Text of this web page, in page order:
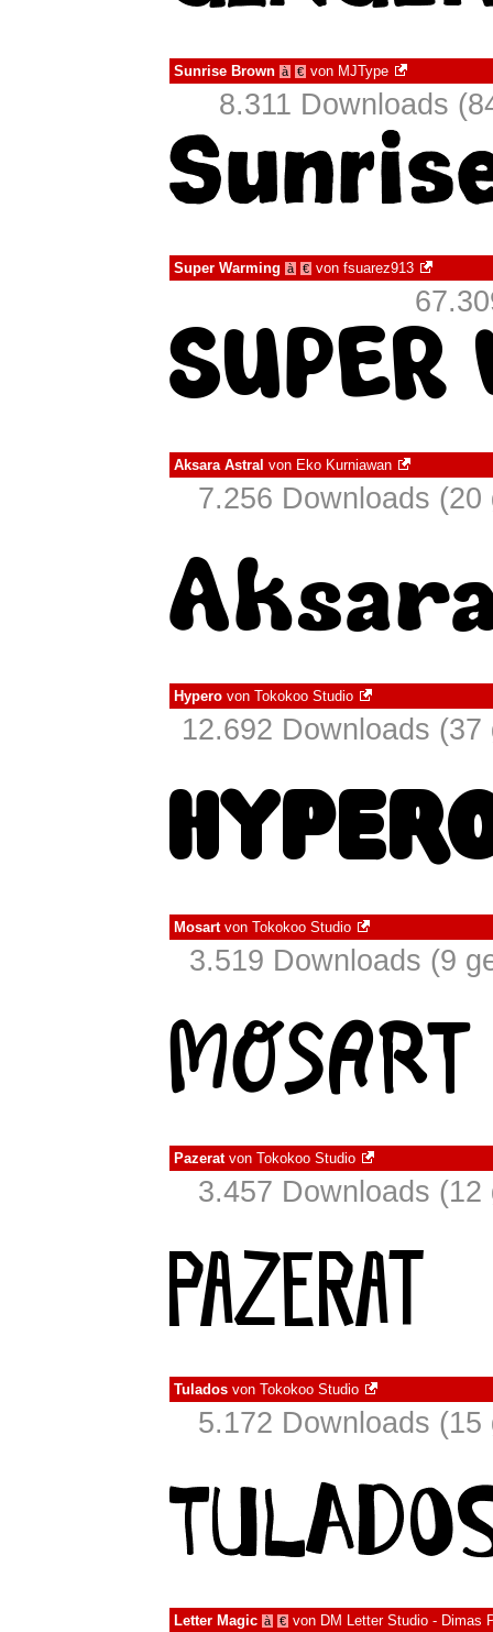
Sunrise Brown à € von MJType
8.311 Downloads
Super Warming à € von fsuarez913
Aksara Astral von Eko Kurniawan
7.256 Downloads (20
Hypero von Tokokoo Studio
12.692 Downloads (37
Mosartvon Tokokoo Studio
3.519 Downloads (9
Pazeratvon Tokokoo Studio
3.457 Downloads (12
Tulados von Tokokoo Studio
5.172 Downloads (15
Letter Magic à € von DM Letter Studio - Dimas